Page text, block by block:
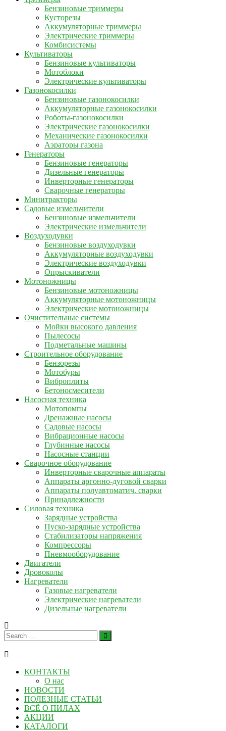
Бензиновые триммеры
Кусторезы
Аккумуляторные триммеры
Электрические триммеры
Комбисистемы
Культиваторы
Бензиновые культиваторы
Мотоблоки
Электрические культиваторы
Газонокосилки
Бензиновые газонокосилки
Аккумуляторные газонокосилки
Роботы-газонокосилки
Электрические газонокосилки
Механические газонокосилки
Аэраторы газона
Генераторы
Бензиновые генераторы
Дизельные генераторы
Инверторные генераторы
Сварочные генераторы
Минитракторы
Садовые измельчители
Бензиновые измельчители
Электрические измельчители
Воздуходувки
Бензиновые воздуходувки
Аккумуляторные воздуходувки
Электрические воздуходувки
Опрыскиватели
Мотоножницы
Бензиновые мотоножницы
Аккумуляторные мотоножницы
Электрические мотоножницы
Очистительные системы
Мойки высокого давления
Пылесосы
Подметальные машины
Строительное оборудование
Бензорезы
Мотобуры
Виброплиты
Бетоносмесители
Насосная техника
Мотопомпы
Дренажные насосы
Садовые насосы
Вибрационные насосы
Глубинные насосы
Насосные станции
Сварочное оборудование
Инверторные сварочные аппараты
Аппараты аргонно-дуговой сварки
Аппараты полуавтоматич. сварки
Принадлежности
Силовая техника
Зарядные устройства
Пуско-зарядные устройства
Стабилизаторы напряжения
Компрессоры
Пневмооборудование
Двигатели
Дровоколы
Нагреватели
Газовые нагреватели
Электрические нагреватели
Дизельные нагреватели
КОНТАКТЫ
О нас
НОВОСТИ
ПОЛЕЗНЫЕ СТАТЬИ
ВСЁ О ПИЛАХ
АКЦИИ
КАТАЛОГИ